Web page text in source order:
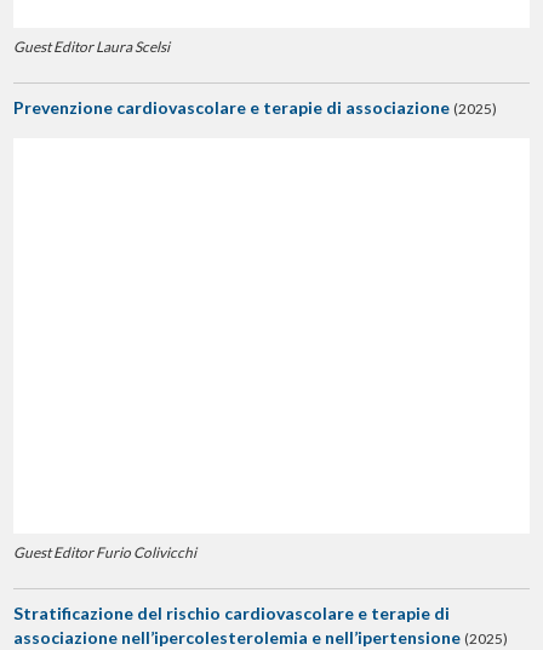
Guest Editor Laura Scelsi
Prevenzione cardiovascolare e terapie di associazione (2025)
Guest Editor Furio Colivicchi
Stratificazione del rischio cardiovascolare e terapie di
associazione nell’ipercolesterolemia e nell’ipertensione (2025)